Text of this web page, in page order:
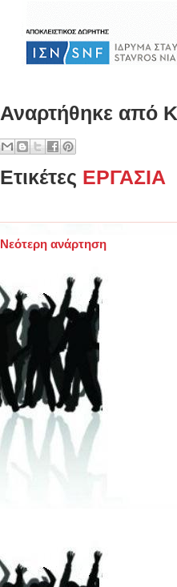
Αναρτήθηκε από
Ετικέτες ΕΡΓΑΣΙΑ
Νεότερη ανάρτηση